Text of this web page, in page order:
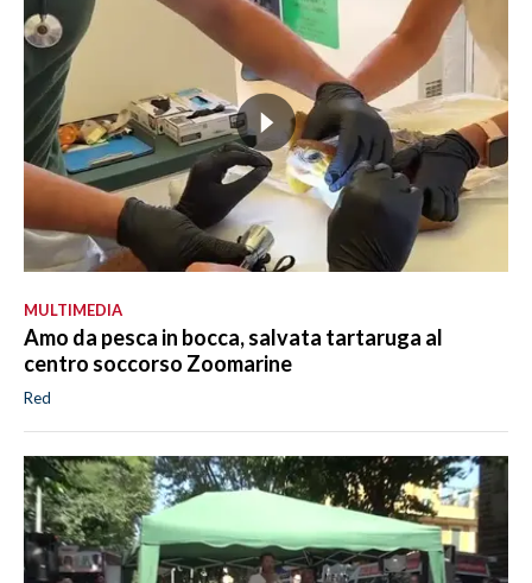
MULTIMEDIA
Amo da pesca in bocca, salvata tartaruga al
centro soccorso Zoomarine
Red